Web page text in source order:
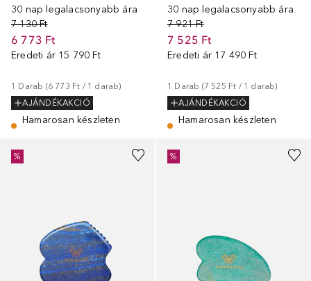
30 nap legalacsonyabb ára
7 130 Ft
6 773 Ft
Eredeti ár 15 790 Ft
1 Darab (6 773 Ft / 1 darab)
AJÁNDÉKAKCIÓ
Hamarosan készleten
30 nap legalacsonyabb ára
7 921 Ft
7 525 Ft
Eredeti ár 17 490 Ft
1 Darab (7 525 Ft / 1 darab)
AJÁNDÉKAKCIÓ
Hamarosan készleten
% %